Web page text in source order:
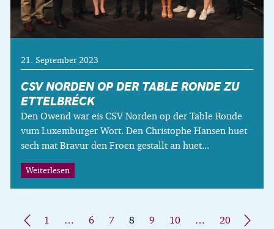
CSV NORDEN OP DER TABLE RONDE ZU
ETTELBRÉCK
Den Owend war eis CSV Norden op der Table Ronde
vum Luxemburger Wort. Den Christophe Hansen huet
sech mat Bravur den Froen gestallt an huet...
Weiterlesen
21. September 2023
« 1 … 6 7 8 9 10 … 20 »